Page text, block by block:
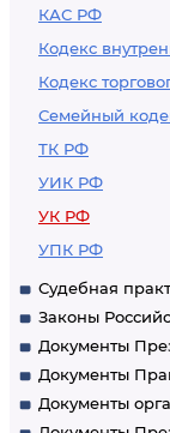
КАС РФ
Кодекс
Кодекс
Семейный
ТК РФ
УИК РФ
УК РФ
УПК РФ
Судебная
Законы
Документы
Документы
Документы